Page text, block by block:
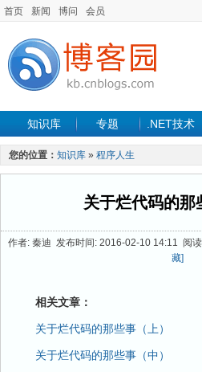
首页 新闻 博问 会员
知识库 专题 .NET技术
手机开发 软件工程
最新文章
您的位置： 知识库 » 程序人生
关于烂代码的那
作者: 秦迪 发布时间: 2016-02-10 14:11 阅
藏]
相关文章：
关于烂代码的那些事（上）
关于烂代码的那些事（中）